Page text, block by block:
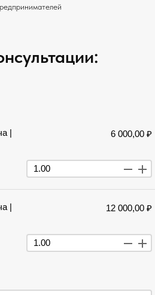
|
6 000,00 ₽
|
12 000,00 ₽